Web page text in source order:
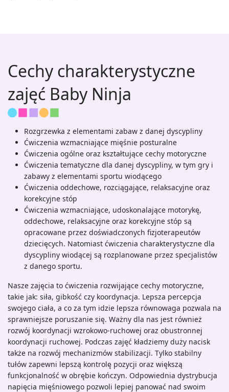
Cechy charakterystyczne
zajęć Baby Ninja
Rozgrzewka z elementami zabaw z danej dyscypliny
Ćwiczenia wzmacniające mięśnie posturalne
Ćwiczenia ogólne oraz kształtujące cechy motoryczne
Ćwiczenia tematyczne dla danej dyscypliny, w tym gry i
zabawy z elementami sportu wiodącego
Ćwiczenia oddechowe, rozciągające, relaksacyjne oraz
korekcyjne stóp
Ćwiczenia wzmacniające, udoskonalające motorykę,
oddechowe, relaksacyjne oraz korekcyjne stóp są
opracowane przez doświadczonych fizjoterapeutów
dziecięcych. Natomiast ćwiczenia charakterystyczne dla
dyscypliny wiodącej są rozplanowane przez specjalistów
z danego sportu.
Nasze zajęcia to ćwiczenia rozwijające cechy motoryczne,
takie jak: siła, gibkość czy koordynacja. Lepsza percepcja
swojego ciała, a co za tym idzie lepsza równowaga pozwala na
sprawniejsze poruszanie się. Ważny dla nas jest również
rozwój koordynacji wzrokowo-ruchowej oraz obustronnej
koordynacji ruchowej. Podczas zajęć kładziemy duży nacisk
także na rozwój mechanizmów stabilizacji. Tylko stabilny
tułów zapewni lepszą kontrolę pozycji oraz większą
funkcjonalność w obrębie kończyn. Odpowiednia dystrybucja
napięcia mięśniowego pozwoli lepiej panować nad swoim